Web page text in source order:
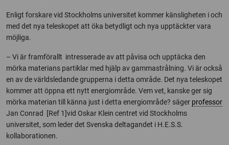
Enligt forskare vid Stockholms universitet kommer känsligheten i och
med det nya teleskopet att öka betydligt och nya upptäckter vara
möjliga.
– Vi är framförallt intresserade av att påvisa och upptäcka den
mörka materians partiklar med hjälp av gammastrålning. Vi är också
en av de världsledande grupperna i detta område. Det nya teleskopet
kommer att öppna ett nytt energiområde. Vem vet, kanske ger sig
mörka materian till känna just i detta energiområde? säger professor
Jan Conrad [Ref 1]vid Oskar Klein centret vid Stockholms
universitet, som leder det Svenska deltagandet i H.E.S.S.
kollaborationen.